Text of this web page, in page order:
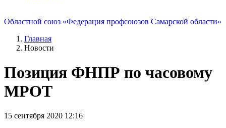
Областной союз «Федерация профсоюзов Самарской области»
Главная
Новости
Позиция ФНПР по часовому
МРОТ
15 сентября 2020 12:16